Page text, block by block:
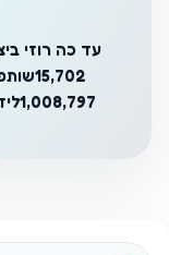
עד כה רוזי
15,702
1,008,797